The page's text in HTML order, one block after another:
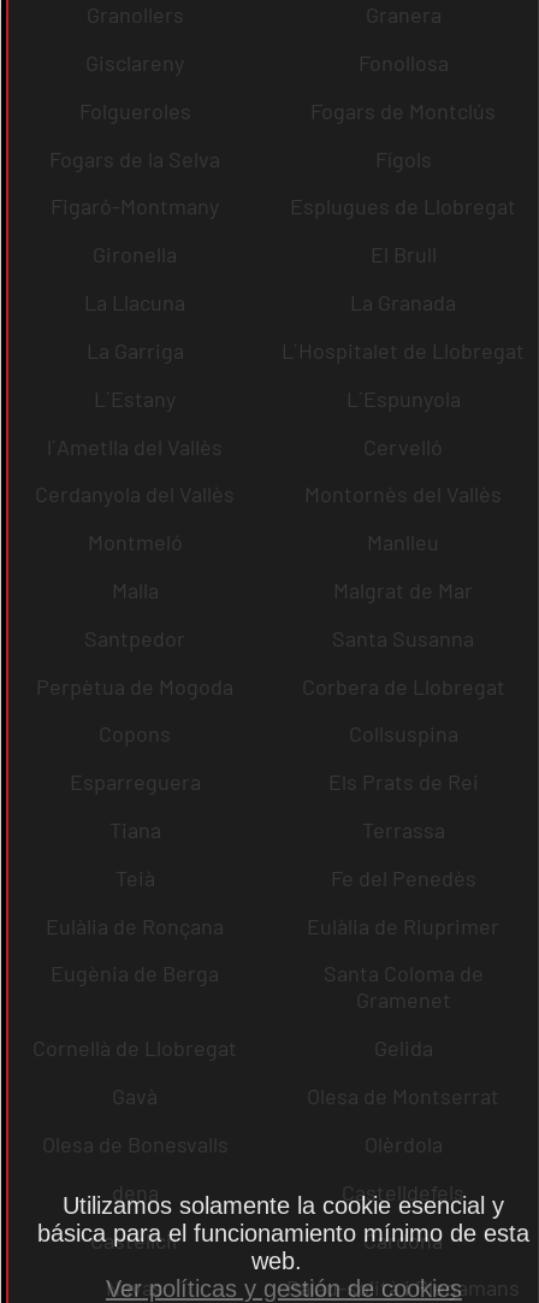
Granollers
Granera
Gisclareny
Fonollosa
Folgueroles
Fogars de Montclús
Fogars de la Selva
Fígols
Figaró-Montmany
Esplugues de Llobregat
Gironella
El Brull
La Llacuna
La Granada
La Garriga
L´Hospitalet de Llobregat
L´Estany
L´Espunyola
l´Ametlla del Vallès
Cervelló
Cerdanyola del Vallès
Montornès del Vallès
Montmeló
Manlleu
Malla
Malgrat de Mar
Santpedor
Santa Susanna
Perpètua de Mogoda
Corbera de Llobregat
Copons
Collsuspina
Esparreguera
Els Prats de Rei
Tiana
Terrassa
Teià
Fe del Penedès
Eulàlia de Ronçana
Eulàlia de Riuprimer
Eugènia de Berga
Santa Coloma de
Gramenet
Cornellà de Llobregat
Gelida
Gavà
Olesa de Montserrat
Olesa de Bonesvalls
Olèrdola
dena
Castelldefels
Castellcir
Cardona
Navas
Palau-solità i Plegamans
Utilizamos solamente la cookie esencial y
básica para el funcionamiento mínimo de esta
web.
Ver políticas y gestión de cookies